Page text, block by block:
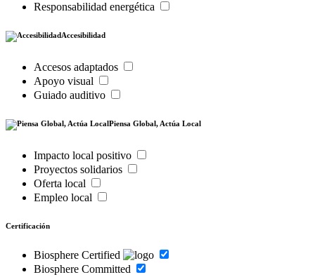
Responsabilidad energética
Accesibilidad
Accesos adaptados
Apoyo visual
Guiado auditivo
Piensa Global, Actúa Local
Impacto local positivo
Proyectos solidarios
Oferta local
Empleo local
Certificación
Biosphere Certified
Biosphere Committed